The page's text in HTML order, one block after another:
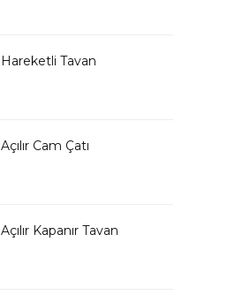
Hareketli Tavan
Açılır Cam Çatı
Açılır Kapanır Tavan